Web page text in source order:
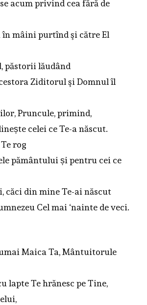
acum privind cea fără de
mâini purtînd şi către El
păstorii lăudând
Ziditorul şi Domnul îl
Pruncule, primind,
celei ce Te-a născut.
rog
pământului și pentru cei ce
căci din mine Te-ai născut
Cel mai ‘nainte de veci.
Maica Ta, Mântuitorule
lapte Te hrănesc pe Tine,